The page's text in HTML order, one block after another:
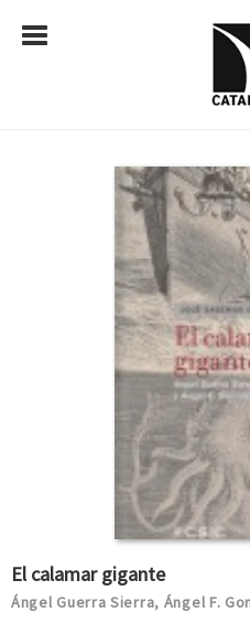
El calamar gigante
Ángel Guerra Sierra, Ángel F.